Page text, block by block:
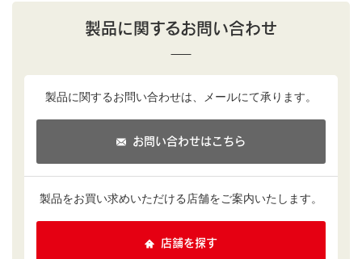
製品に関するお問い合わせ
製品に関するお問い合わせは、 メールにて承ります。
お問い合わせはこちら
製品をお買い求めいただける店舗をご案内いたします。
店舗を探す